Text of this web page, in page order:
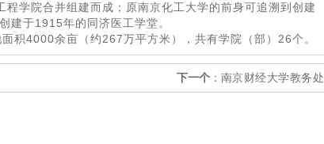
学院合并组建而成；原南京化工大学的前身可追溯到创建
建于1915年的同济医工学堂。
积4000余亩（约267万平方米），共有学院（部）26个。
下一个： 南京财经大学教务处